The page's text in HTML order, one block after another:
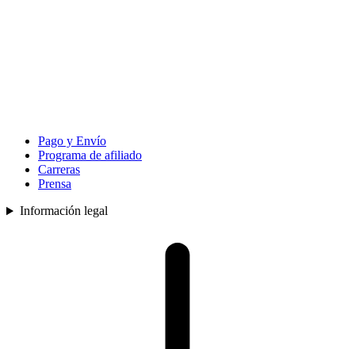
Pago y Envío
Programa de afiliado
Carreras
Prensa
Información legal